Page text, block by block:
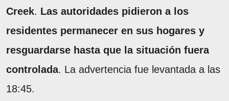
Creek. Las autoridades pidieron a los
residentes permanecer en sus hogares y
resguardarse hasta que la situación fuera
controlada. La advertencia fue levantada a las
18:45.